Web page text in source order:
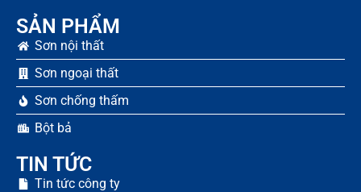
SẢN PHẨM
Sơn nội thất
Sơn ngoại thất
Sơn chống thấm
Bột bả
TIN TỨC
Tin tức công ty